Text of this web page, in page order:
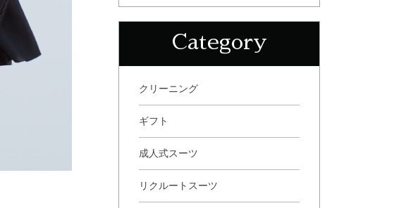
Category
クリーニング
ギフト
成人式スーツ
リクルートスーツ